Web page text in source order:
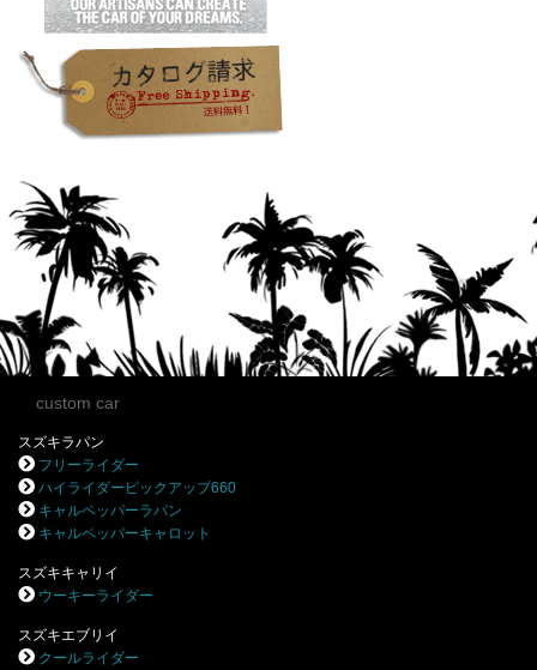
custom car
スズキラパン
フリーライダー
ハイライダーピックアップ660
キャルペッパーラパン
キャルペッパーキャロット
スズキキャリイ
ウーキーライダー
スズキエブリイ
クールライダー